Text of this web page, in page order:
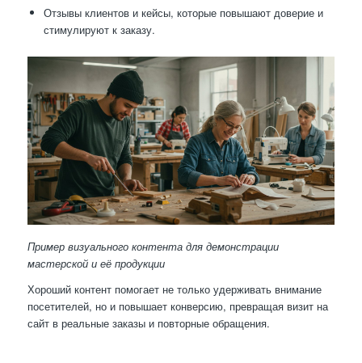
Отзывы клиентов и кейсы, которые повышают доверие и
стимулируют к заказу.
Пример визуального контента для демонстрации
мастерской и её продукции
Хороший контент помогает не только удерживать внимание
посетителей, но и повышает конверсию, превращая визит на
сайт в реальные заказы и повторные обращения.